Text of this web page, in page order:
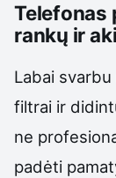
Telefonas
rankų ir
Labai
filtrai ir
ne
padėti